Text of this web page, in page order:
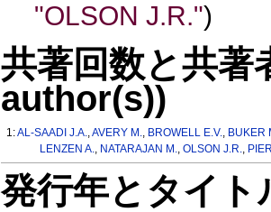
"OLSON J.R.")
共著回数と共
author(s))
1:AL-SAADI J.A.,AVERY M., BROWELL E.V., BUKER
LENZEN A., NATARAJAN M., OLSON J.R.,
発行年とタイ